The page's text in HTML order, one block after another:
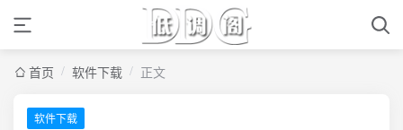
首页 / 软件下载 / 正文
软件下载